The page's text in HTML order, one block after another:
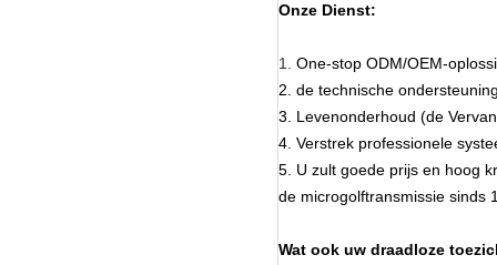
Onze Dienst:
1. One-stop ODM/OEM-
2. de technische
3. Levenonderhoud (de
4. Verstrek professionele
5. U zult goede prijs en hoog
de microgolftransmissie sinds
Wat ook uw draadloze